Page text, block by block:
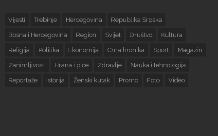
Vijesti Trebinje Hercegovina Republika Srpska
Bosna i Hercegovina Region Svijet Društvo Kultura
Religija Politika Ekonomija Crna hronika Sport Magazin
Zanimljivosti Hrana i piće Zdravlje Nauka i tehnologija
Reportaže Istorija Ženski kutak Promo Foto Video